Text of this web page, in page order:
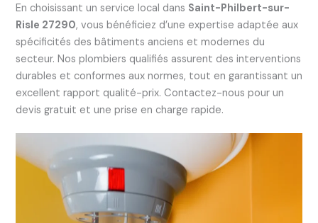
En choisissant un service local dans Saint-Philbert-sur-
Risle 27290, vous bénéficiez d’une expertise adaptée aux
spécificités des bâtiments anciens et modernes du
secteur. Nos plombiers qualifiés assurent des interventions
durables et conformes aux normes, tout en garantissant un
excellent rapport qualité-prix. Contactez-nous pour un
devis gratuit et une prise en charge rapide.